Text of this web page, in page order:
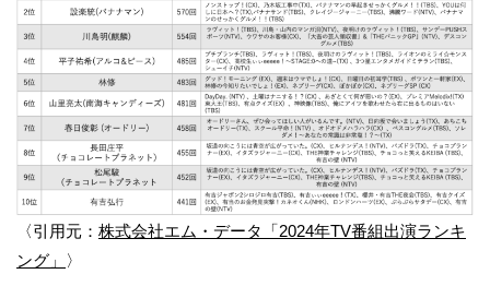
〈引用元： 株式会社エム・データ「2024年TV番組出演ランキ
ング」
〉